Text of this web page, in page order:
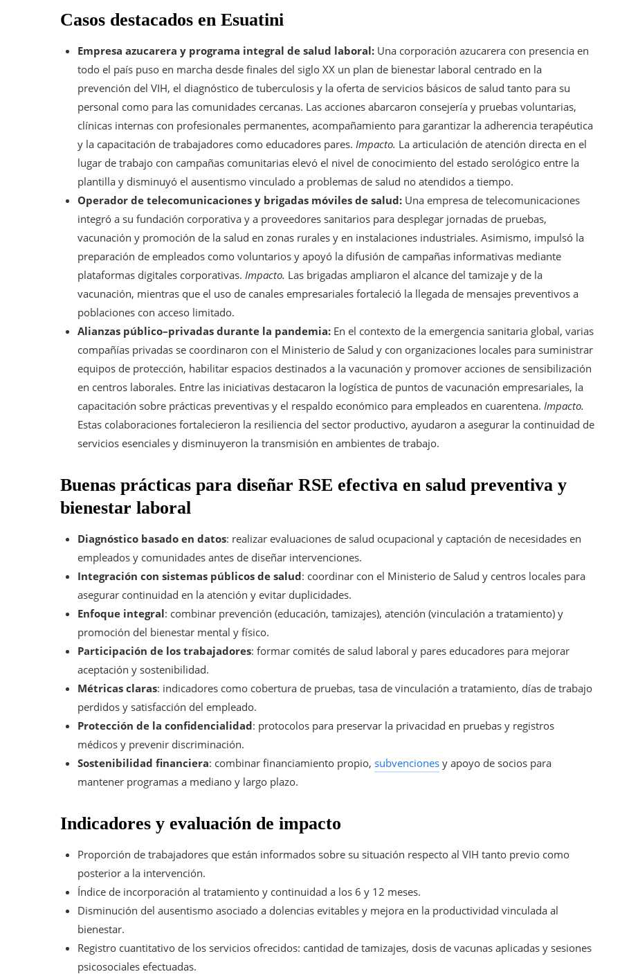
Casos destacados en Esuatini
Empresa azucarera y programa integral de salud laboral: Una corporación azucarera con presencia en
todo el país puso en marcha desde finales del siglo XX un plan de bienestar laboral centrado en la
prevención del VIH, el diagnóstico de tuberculosis y la oferta de servicios básicos de salud tanto para su
personal como para las comunidades cercanas. Las acciones abarcaron consejería y pruebas voluntarias,
clínicas internas con profesionales permanentes, acompañamiento para garantizar la adherencia terapéutica
y la capacitación de trabajadores como educadores pares. Impacto. La articulación de atención directa en el
lugar de trabajo con campañas comunitarias elevó el nivel de conocimiento del estado serológico entre la
plantilla y disminuyó el ausentismo vinculado a problemas de salud no atendidos a tiempo.
Operador de telecomunicaciones y brigadas móviles de salud: Una empresa de telecomunicaciones
integró a su fundación corporativa y a proveedores sanitarios para desplegar jornadas de pruebas,
vacunación y promoción de la salud en zonas rurales y en instalaciones industriales. Asimismo, impulsó la
preparación de empleados como voluntarios y apoyó la difusión de campañas informativas mediante
plataformas digitales corporativas. Impacto. Las brigadas ampliaron el alcance del tamizaje y de la
vacunación, mientras que el uso de canales empresariales fortaleció la llegada de mensajes preventivos a
poblaciones con acceso limitado.
Alianzas público–privadas durante la pandemia: En el contexto de la emergencia sanitaria global, varias
compañías privadas se coordinaron con el Ministerio de Salud y con organizaciones locales para suministrar
equipos de protección, habilitar espacios destinados a la vacunación y promover acciones de sensibilización
en centros laborales. Entre las iniciativas destacaron la logística de puntos de vacunación empresariales, la
capacitación sobre prácticas preventivas y el respaldo económico para empleados en cuarentena. Impacto.
Estas colaboraciones fortalecieron la resiliencia del sector productivo, ayudaron a asegurar la continuidad de
servicios esenciales y disminuyeron la transmisión en ambientes de trabajo.
Buenas prácticas para diseñar RSE efectiva en salud preventiva y
bienestar laboral
Diagnóstico basado en datos: realizar evaluaciones de salud ocupacional y captación de necesidades en
empleados y comunidades antes de diseñar intervenciones.
Integración con sistemas públicos de salud: coordinar con el Ministerio de Salud y centros locales para
asegurar continuidad en la atención y evitar duplicidades.
Enfoque integral: combinar prevención (educación, tamizajes), atención (vinculación a tratamiento) y
promoción del bienestar mental y físico.
Participación de los trabajadores: formar comités de salud laboral y pares educadores para mejorar
aceptación y sostenibilidad.
Métricas claras: indicadores como cobertura de pruebas, tasa de vinculación a tratamiento, días de trabajo
perdidos y satisfacción del empleado.
Protección de la confidencialidad: protocolos para preservar la privacidad en pruebas y registros
médicos y prevenir discriminación.
Sostenibilidad financiera: combinar financiamiento propio, subvenciones y apoyo de socios para
mantener programas a mediano y largo plazo.
Indicadores y evaluación de impacto
Proporción de trabajadores que están informados sobre su situación respecto al VIH tanto previo como
posterior a la intervención.
Índice de incorporación al tratamiento y continuidad a los 6 y 12 meses.
Disminución del ausentismo asociado a dolencias evitables y mejora en la productividad vinculada al
bienestar.
Registro cuantitativo de los servicios ofrecidos: cantidad de tamizajes, dosis de vacunas aplicadas y sesiones
psicosociales efectuadas.